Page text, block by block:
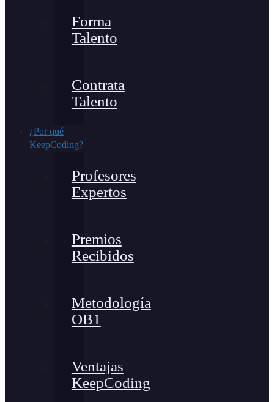
Forma
Talento
Contrata
Talento
¿Por qué
KeepCoding?
Profesores
Expertos
Premios
Recibidos
Metodología
OB1
Ventajas
KeepCoding